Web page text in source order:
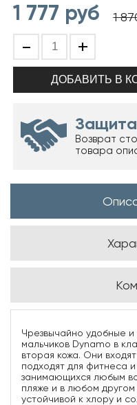
1 777 руб 1
- +
Возврат
товара
Чрезвычайно удобные
мальчиков Dynamo в
вторая кожа. Они
подходят для фитнеса
занимающихся любым
пляже и в любом другом
устойчивой к хлору и